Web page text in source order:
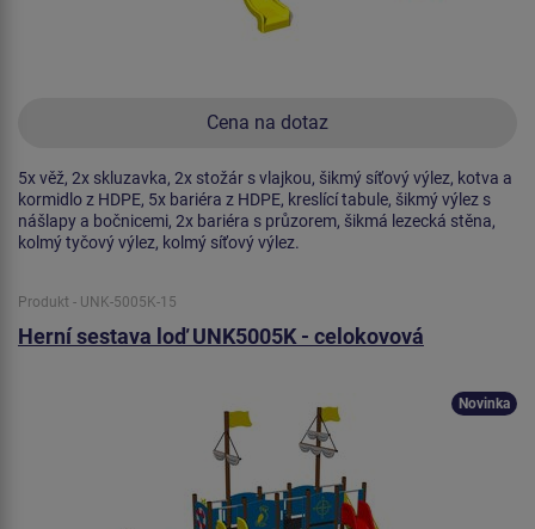
Cena na dotaz
5x věž, 2x skluzavka, 2x stožár s vlajkou, šikmý síťový výlez, kotva a
kormidlo z HDPE, 5x bariéra z HDPE, kreslící tabule, šikmý výlez s
nášlapy a bočnicemi, 2x bariéra s průzorem, šikmá lezecká stěna,
kolmý tyčový výlez, kolmý síťový výlez.
Produkt - UNK-5005K-15
Herní sestava loď UNK5005K - celokovová
Novinka